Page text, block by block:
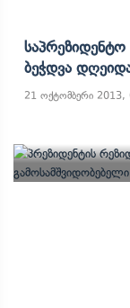
Საპრეზიდენტო
Ბეჭდვა
21 ოქტომბერი 2013,